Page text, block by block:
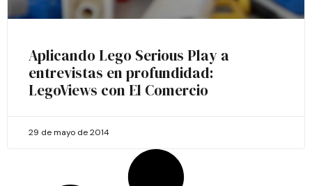
Aplicando Lego Serious Play a
entrevistas en profundidad:
LegoViews con El Comercio
29 de mayo de 2014